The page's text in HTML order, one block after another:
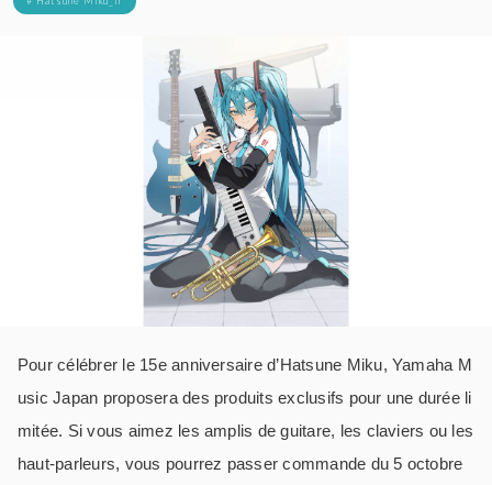
Pour célébrer le 15e anniversaire d’Hatsune Miku, Yamaha M
usic Japan proposera des produits exclusifs pour une durée li
mitée. Si vous aimez les amplis de guitare, les claviers ou les
haut-parleurs, vous pourrez passer commande du 5 octobre